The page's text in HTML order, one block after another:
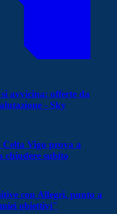
avvicina: offerte da
- Sky
Vigo prova a
chiudere subito
con Allegri, punto a
obiettivi"